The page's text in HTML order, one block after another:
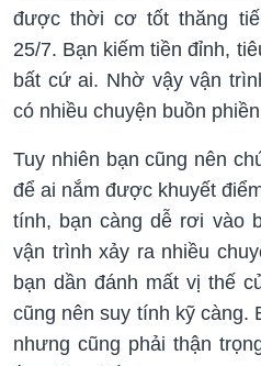
được thời cơ tốt thăng
25/7. Bạn kiếm tiền đỉnh,
bất cứ ai. Nhờ vậy vận
có nhiều chuyện buồn
Tuy nhiên bạn cũng nên
để ai nắm được khuyết
tính, bạn càng dễ rơi vào
vận trình xảy ra nhiều
bạn dần đánh mất vị thế
cũng nên suy tính kỹ càng.
nhưng cũng phải thận